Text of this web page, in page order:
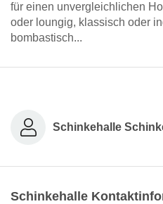
für einen unvergleichlichen
oder loungig, klassisch oder
bombastisch...
Schinkehalle
Schinkehalle